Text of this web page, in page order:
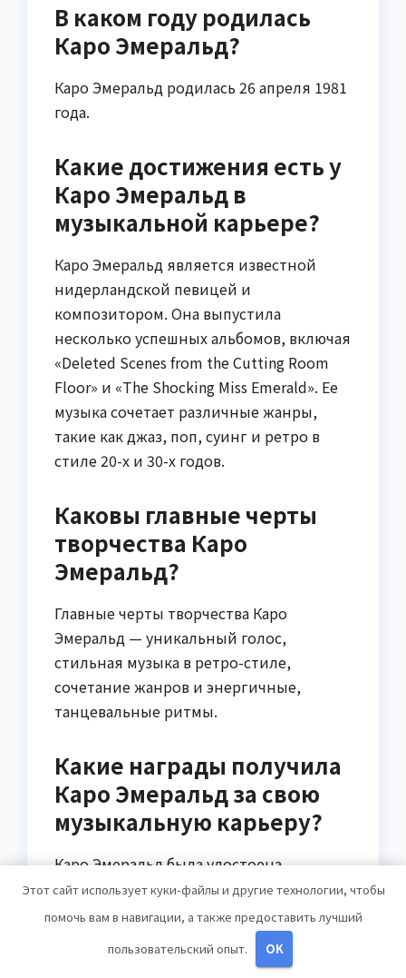
В каком году родилась
Каро Эмеральд?
Каро Эмеральд родилась 26 апреля 1981
года.
Какие достижения есть у
Каро Эмеральд в
музыкальной карьере?
Каро Эмеральд является известной
нидерландской певицей и
композитором. Она выпустила
несколько успешных альбомов, включая
«Deleted Scenes from the Cutting Room
Floor» и «The Shocking Miss Emerald». Ее
музыка сочетает различные жанры,
такие как джаз, поп, суинг и ретро в
стиле 20-х и 30-х годов.
Каковы главные черты
творчества Каро
Эмеральд?
Главные черты творчества Каро
Эмеральд — уникальный голос,
стильная музыка в ретро-стиле,
сочетание жанров и энергичные,
танцевальные ритмы.
Какие награды получила
Каро Эмеральд за свою
музыкальную карьеру?
Каро Эмеральд была удостоена
множества наград в течение своей
карьеры, включая «Echo Award» за
«Лучшего исполнителя живого
выступления» и «Best Music National —
Этот сайт использует куки-файлы и другие технологии, чтобы
помочь вам в навигации, а также предоставить лучший
пользовательский опыт.
OK